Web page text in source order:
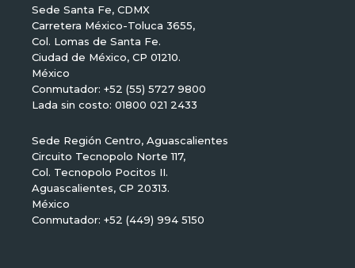
Sede Santa Fe, CDMX
Carretera México-Toluca 3655,
Col. Lomas de Santa Fe.
Ciudad de México, CP 01210.
México
Conmutador: +52 (55) 5727 9800
Lada sin costo: 01800 021 2433
Sede Región Centro, Aguascalientes
Circuito Tecnopolo Norte 117,
Col. Tecnopolo Pocitos II.
Aguascalientes, CP 20313.
México
Conmutador: +52 (449) 994 5150